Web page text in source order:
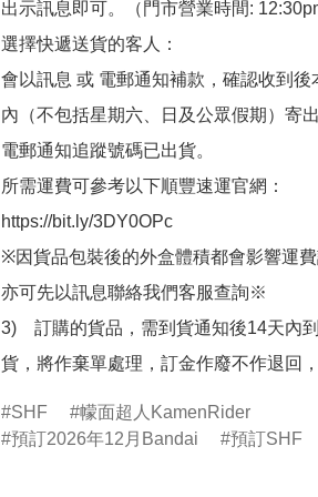
出示訊息即可。（門市營業時間:
選擇快遞送貨的客人：
會以訊息 或 電郵通知補款，確認收到後
內（不包括星期六、日及公眾假期）寄
電郵通知追蹤號碼已出貨。
所需運費可參考以下順豐速運官網：
https://bit.ly/3DY0OPc
※因貨品包裝後的外盒體積都會影響運
亦可先以訊息聯絡我們客服查詢※
3)　訂購的貨品，需到貨通知後14天內
貨，將作棄單處理，訂金作廢不作退回
SHF
幪面超人KamenRider
預訂2026年12月Bandai
預訂SHF